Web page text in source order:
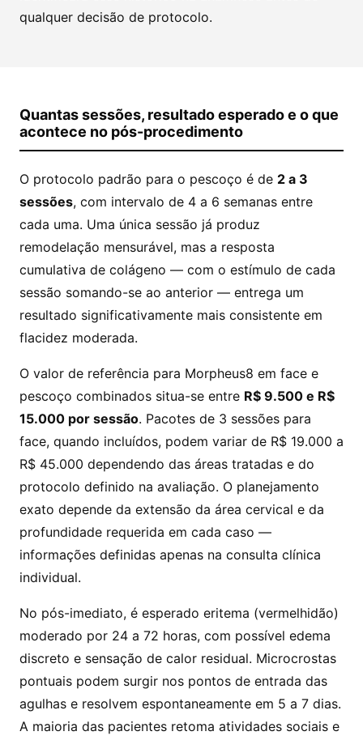
qualquer decisão de protocolo.
Quantas sessões, resultado esperado e o que
acontece no pós-procedimento
O protocolo padrão para o pescoço é de 2 a 3
sessões, com intervalo de 4 a 6 semanas entre
cada uma. Uma única sessão já produz
remodelação mensurável, mas a resposta
cumulativa de colágeno — com o estímulo de cada
sessão somando-se ao anterior — entrega um
resultado significativamente mais consistente em
flacidez moderada.
O valor de referência para Morpheus8 em face e
pescoço combinados situa-se entre R$ 9.500 e R$
15.000 por sessão. Pacotes de 3 sessões para
face, quando incluídos, podem variar de R$ 19.000 a
R$ 45.000 dependendo das áreas tratadas e do
protocolo definido na avaliação. O planejamento
exato depende da extensão da área cervical e da
profundidade requerida em cada caso —
informações definidas apenas na consulta clínica
individual.
No pós-imediato, é esperado eritema (vermelhidão)
moderado por 24 a 72 horas, com possível edema
discreto e sensação de calor residual. Microcrostas
pontuais podem surgir nos pontos de entrada das
agulhas e resolvem espontaneamente em 5 a 7 dias.
A maioria das pacientes retoma atividades sociais e